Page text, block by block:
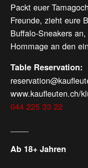
Packt euer
Freunde, zieht eure
Buffalo-Sneakers
Hommage an den
Table Reservation:
www.kaufleuten.ch/
044 225 33 22
Ab 18+ Jahren